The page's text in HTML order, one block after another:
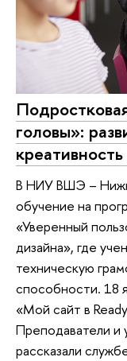
головы»:
В НИУ ВШЭ –
обучение на
«Уверенный
дизайна», где
техническую
способности. 18
«Мой сайт в
Преподаватели
рассказали